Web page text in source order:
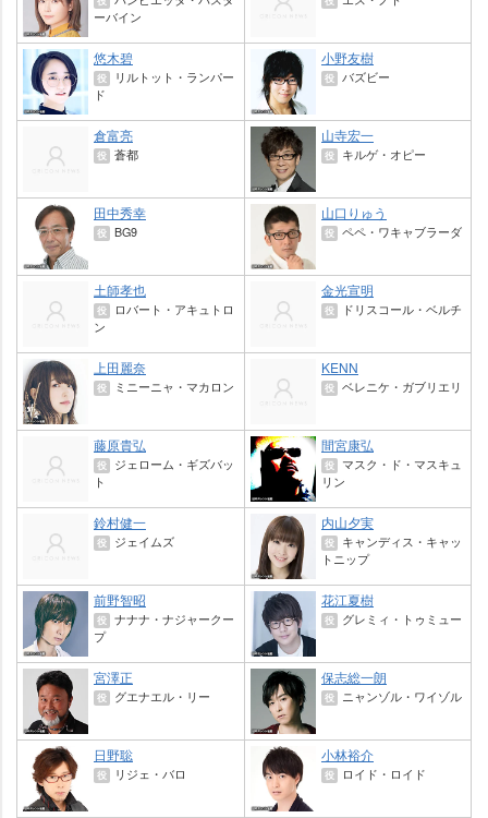
ーバイン
悠木碧
役
リルトット・ランパー
ド
小野友樹
役 バズビー
倉富亮
役 蒼都
山寺宏一
役 キルゲ・オピー
田中秀幸
役 BG9
山口りゅう
役 ペペ・ワキャブラーダ
土師孝也
役
ロバート・アキュトロ
ン
金光宣明
役 ドリスコール・ベルチ
上田麗奈
役 ミニーニャ・マカロン
KENN
役 ベレニケ・ガブリエリ
藤原貴弘
役
ジェローム・ギズバッ
ト
間宮康弘
役
マスク・ド・マスキュ
リン
鈴村健一
役 ジェイムズ
内山夕実
役
キャンディス・キャッ
トニップ
前野智昭
役 ナナナ・ナジャークー
プ
花江夏樹
役 グレミィ・トゥミュー
宮澤正
役 グエナエル・リー
保志総一朗
役 ニャンゾル・ワイゾル
日野聡
役 リジェ・バロ
小林裕介
役 ロイド・ロイド